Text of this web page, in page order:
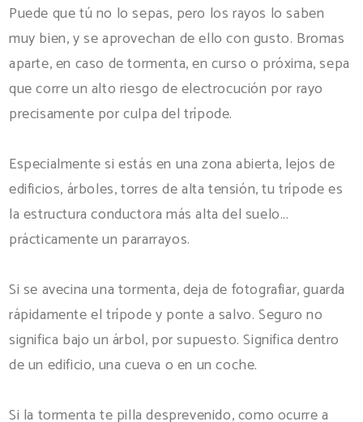
Puede que tú no lo sepas, pero los rayos lo saben
muy bien, y se aprovechan de ello con gusto. Bromas
aparte, en caso de tormenta, en curso o próxima, sepa
que corre un alto riesgo de electrocución por rayo
precisamente por culpa del trípode.
Especialmente si estás en una zona abierta, lejos de
edificios, árboles, torres de alta tensión, tu trípode es
la estructura conductora más alta del suelo...
prácticamente un pararrayos.
Si se avecina una tormenta, deja de fotografiar, guarda
rápidamente el trípode y ponte a salvo. Seguro no
significa bajo un árbol, por supuesto. Significa dentro
de un edificio, una cueva o en un coche.
Si la tormenta te pilla desprevenido, como ocurre a